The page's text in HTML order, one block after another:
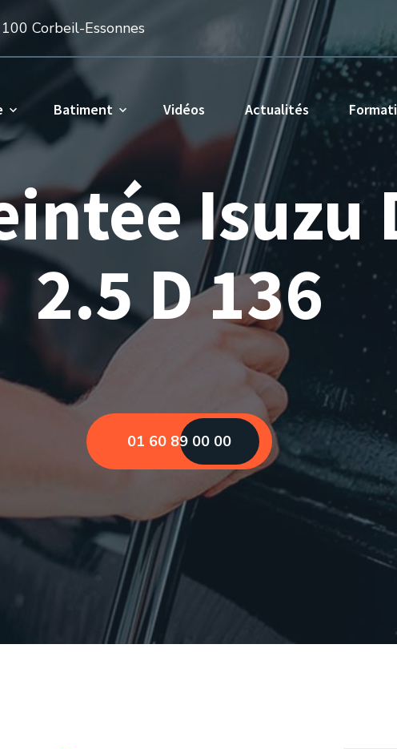
Corbeil-Essonnes
Batiment Vidéos Actualités
Isuzu
2.5 D 136
01 60 89 00 00